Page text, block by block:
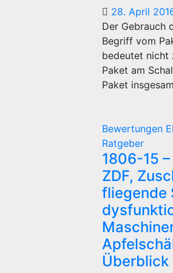
28. April
Der Gebrauch
Begriff vom
bedeutet nicht
Paket am
Paket
Bewertungen
Ratgeber
1806-15
ZDF,
fliegende
Überblick